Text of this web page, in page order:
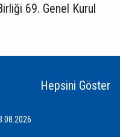
69. Genel Kurul
Hepsini Göster